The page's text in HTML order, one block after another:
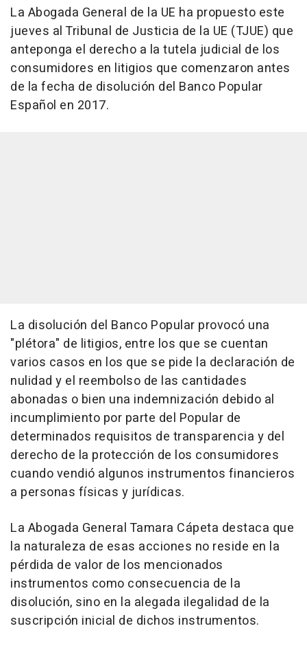
La Abogada General de la UE ha propuesto este
jueves al Tribunal de Justicia de la UE (TJUE) que
anteponga el derecho a la tutela judicial de los
consumidores en litigios que comenzaron antes
de la fecha de disolución del Banco Popular
Español en 2017.
La disolución del Banco Popular provocó una
"plétora" de litigios, entre los que se cuentan
varios casos en los que se pide la declaración de
nulidad y el reembolso de las cantidades
abonadas o bien una indemnización debido al
incumplimiento por parte del Popular de
determinados requisitos de transparencia y del
derecho de la protección de los consumidores
cuando vendió algunos instrumentos financieros
a personas físicas y jurídicas.
La Abogada General Tamara Cápeta destaca que
la naturaleza de esas acciones no reside en la
pérdida de valor de los mencionados
instrumentos como consecuencia de la
disolución, sino en la alegada ilegalidad de la
suscripción inicial de dichos instrumentos.